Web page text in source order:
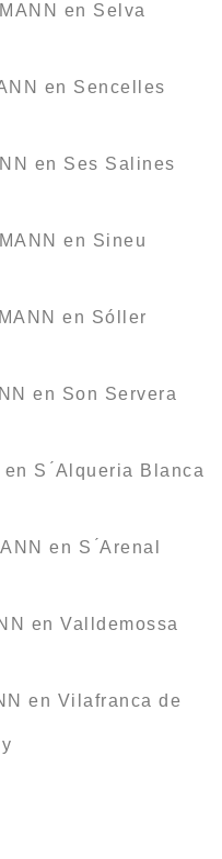
en Selva
en Sencelles
en Ses Salines
en Sineu
en Sóller
en Son Servera
S ́Alqueria Blanca
en S ́Arenal
en Valldemossa
en Vilafranca de